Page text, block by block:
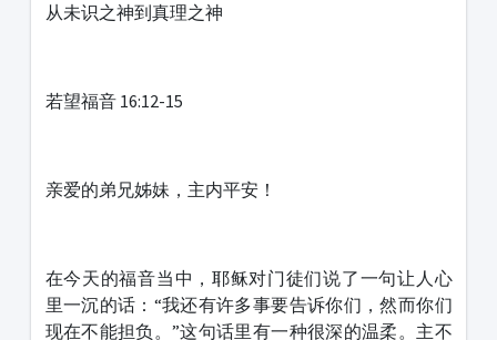
从未识之神到真理之神
若望福音 16:12-15
亲爱的弟兄姊妹，主内平安！
在今天的福音当中，耶稣对门徒们说了一句让人心
里一沉的话：“我还有许多事要告诉你们，然而你们
现在不能担负。”这句话里有一种很深的温柔。主不